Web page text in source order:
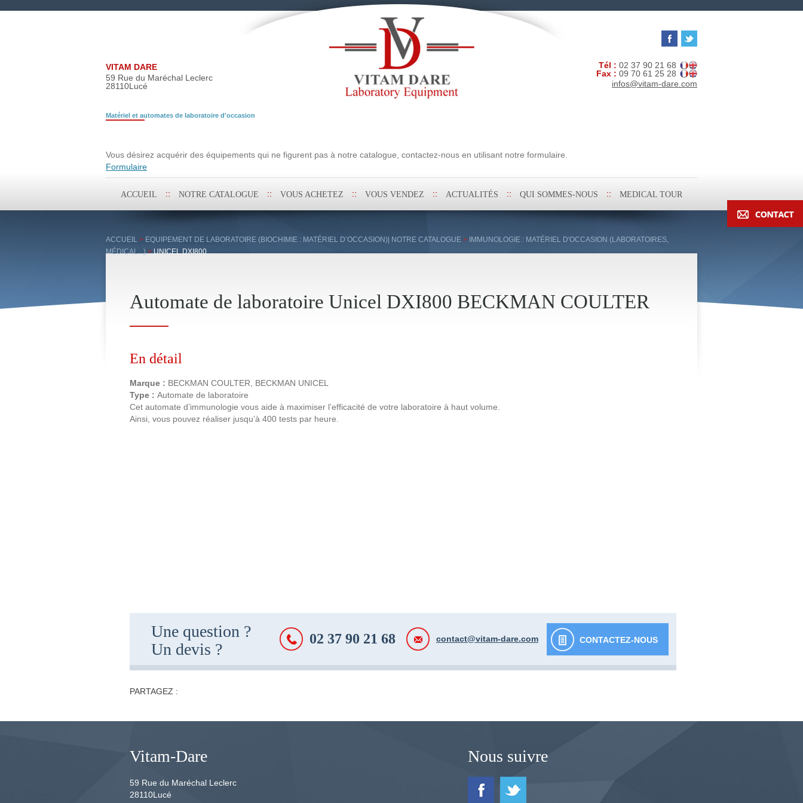
Tél : 02 37 90 21 68
Fax : 09 70 61 25 28
infos@vitam-dare.com
VITAM DARE
59 Rue du Maréchal Leclerc
28110Lucé
Matériel et automates de laboratoire d'occasion
Vous désirez acquérir des équipements qui ne figurent pas à notre catalogue, contactez-nous en utilisant notre formulaire.
Formulaire
contenu
ACCUEIL NOTRE CATALOGUE VOUS ACHETEZ VOUS VENDEZ ACTUALITÉS QUI SOMMES-NOUS MEDICAL TOUR
ACCUEIL > EQUIPEMENT DE LABORATOIRE (BIOCHIMIE : MATÉRIEL D’OCCASION)| NOTRE CATALOGUE > IMMUNOLOGIE : MATÉRIEL D'OCCASION (LABORATOIRES,
MÉDICAL...)>UNICEL DXI800
Automate de laboratoire Unicel DXI800 BECKMAN COULTER
En détail
Marque : BECKMAN COULTER, BECKMAN UNICEL
Type : Automate de laboratoire
Cet automate d’immunologie vous aide à maximiser l’efficacité de votre laboratoire à haut volume.
Ainsi, vous pouvez réaliser jusqu’à 400 tests par heure.
Une question ?
Un devis ?
02 37 90 21 68 contact@vitam-dare.com CONTACTEZ-NOUS
PARTAGEZ :
Vitam-Dare
59 Rue du Maréchal Leclerc
28110Lucé
Nous suivre